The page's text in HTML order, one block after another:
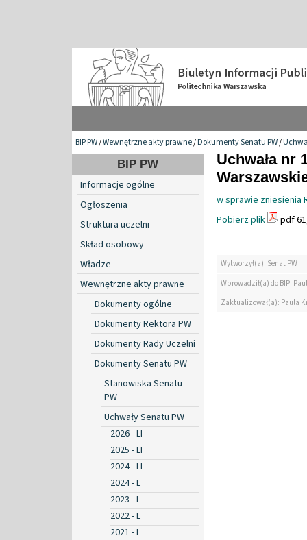
BIP PW/Wewnętrzne akty prawne/Dokumenty Senatu PW/
BIP PW
Informacje ogólne
Ogłoszenia
Struktura uczelni
Skład osobowy
Władze
Wewnętrzne akty prawne
Dokumenty ogólne
Dokumenty Rektora PW
Dokumenty Rady Uczelni
Dokumenty Senatu PW
Stanowiska Senatu
PW
Uchwały Senatu PW
2026 - LI
2025 - LI
2024 - LI
2024 - L
2023 - L
2022 - L
2021 - L
Uchwała nr
w sprawie zniesienia
Pobierz plik
pdf
Wytworzył(a): Senat PW
Wprowadził(a) do BIP:
Zaktualizował(a): Paula